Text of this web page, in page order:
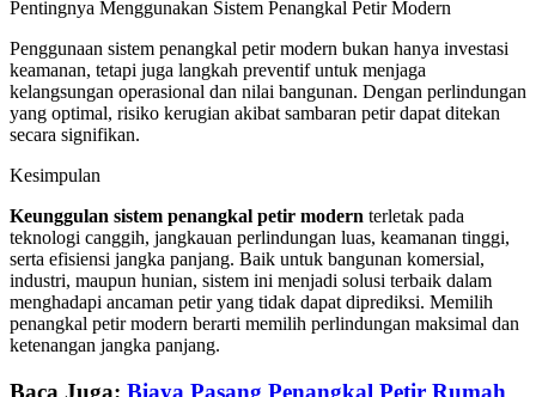
Pentingnya Menggunakan Sistem Penangkal Petir Modern
Penggunaan sistem penangkal petir modern bukan hanya investasi
keamanan, tetapi juga langkah preventif untuk menjaga
kelangsungan operasional dan nilai bangunan. Dengan perlindungan
yang optimal, risiko kerugian akibat sambaran petir dapat ditekan
secara signifikan.
Kesimpulan
Keunggulan sistem penangkal petir modern terletak pada
teknologi canggih, jangkauan perlindungan luas, keamanan tinggi,
serta efisiensi jangka panjang. Baik untuk bangunan komersial,
industri, maupun hunian, sistem ini menjadi solusi terbaik dalam
menghadapi ancaman petir yang tidak dapat diprediksi. Memilih
penangkal petir modern berarti memilih perlindungan maksimal dan
ketenangan jangka panjang.
Baca Juga: Biaya Pasang Penangkal Petir Rumah